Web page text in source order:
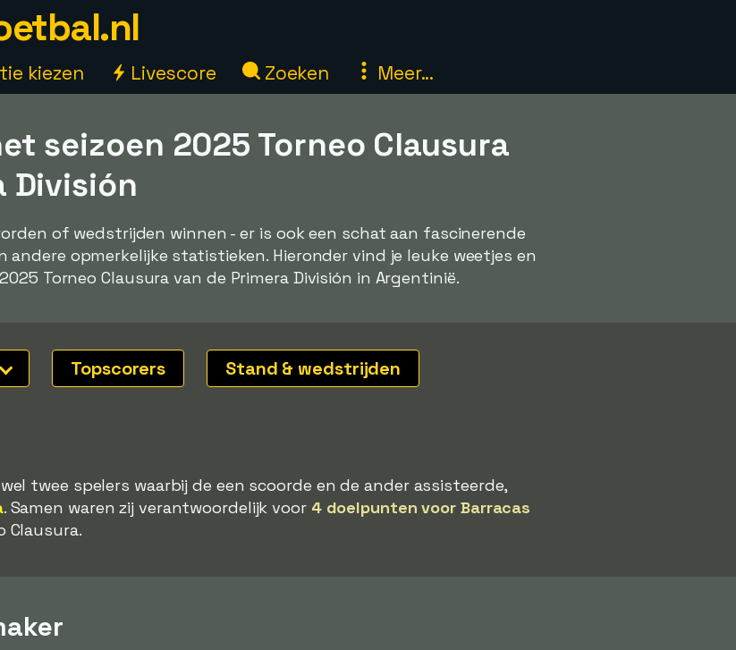
kiezen Livescore Zoeken Meer...
seizoen 2025 Torneo Clausura
División
of wedstrijden winnen - er is ook een schat aan fascinerende
opmerkelijke statistieken. Hieronder vind je leuke weetjes en
Torneo Clausura van de Primera División in Argentinië.
Topscorers Stand & wedstrijden
twee spelers waarbij de een scoorde en de ander assisteerde,
. Samen waren zij verantwoordelijk voor 4 doelpunten voor Barracas
Clausura.